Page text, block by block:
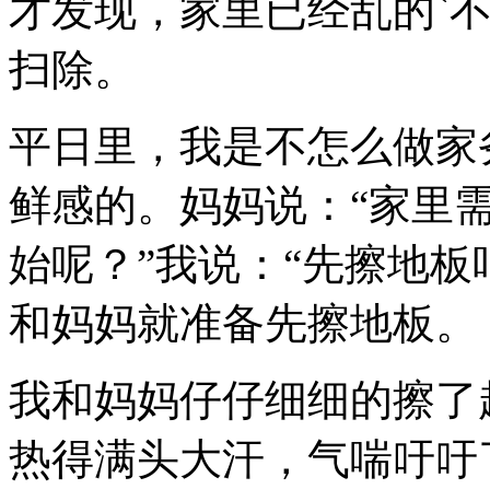
才发现，家里已经乱的`
扫除。
平日里，我是不怎么做
鲜感的。妈妈说：“家里
始呢？”我说：“先擦地
和妈妈就准备先擦地板。
我和妈妈仔仔细细的擦
热得满头大汗，气喘吁